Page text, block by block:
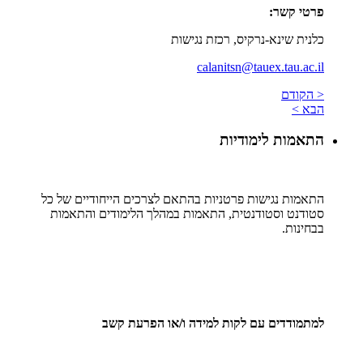
פרטי קשר:
כלנית שינא-נרקיס, רכזת נגישות
calanitsn@tauex.tau.ac.il
< הקודם
הבא >
התאמות לימודיות
התאמות נגישות פרטניות בהתאם לצרכים הייחודיים של כל
סטודנט וסטודנטית, התאמות במהלך הלימודים והתאמות
בבחינות.
למתמודדים עם לקות למידה ו/או הפרעת קשב